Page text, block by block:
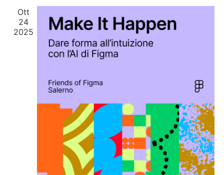
viste
Ott
24
2025